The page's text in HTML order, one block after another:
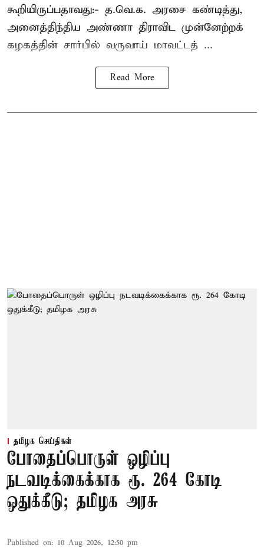
கூறியிருப்பதாவது:- த.வெ.க. அரசை கண்டித்து,
அனைத்திந்திய அண்ணா திராவிட முன்னேற்றக்
கழகத்தின் சார்பில் வருவாய் மாவட்டத் ...
Read More
தமிழக செய்திகள்
போதைப்பொருள் ஒழிப்பு
நடவடிக்கைக்காக ரூ. 264 கோடி
ஒதுக்கீடு; தமிழக அரசு
Published on: 10 Aug 2026, 12:50 pm